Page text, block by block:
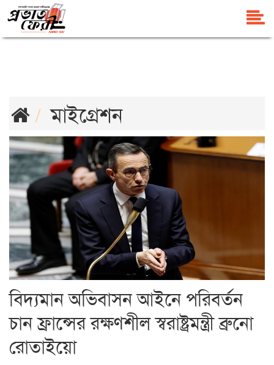
মাইগ্রেশন
বিদ্যমান অভিবাসন আইনে পরিবর্তন
চান ফ্রান্সের রক্ষণশীল স্বরাষ্ট্রমন্ত্রী ব্রুনো
রোতাইয়ো